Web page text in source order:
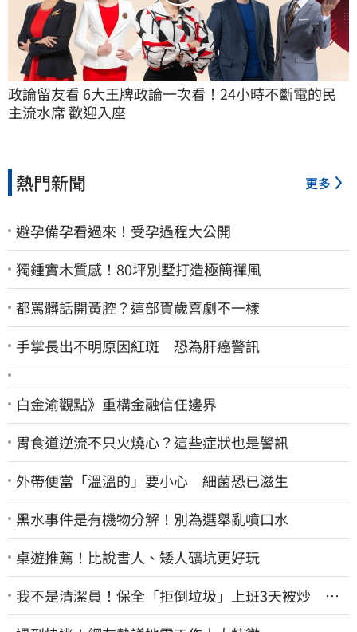
政論留友看 6大王牌政論一次看！24小時不斷電的民
主流水席 歡迎入座
熱門新聞 更多
避孕備孕看過來！受孕過程大公開
獨鍾實木質感！80坪別墅打造極簡禪風
都罵髒話開黃腔？這部賀歲喜劇不一樣
手掌長出不明原因紅斑 恐為肝癌警訊
白金渝觀點》重構金融信任邊界
胃食道逆流不只火燒心？這些症狀也是警訊
外帶便當「溫溫的」要小心 細菌恐已滋生
黑水事件是有機物分解！別為選舉亂噴口水
桌遊推薦！比說書人、矮人礦坑更好玩
我不是清潔員！保全「拒倒垃圾」上班3天被炒 找
法院討公道結果出爐